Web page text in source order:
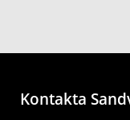
Kontakta